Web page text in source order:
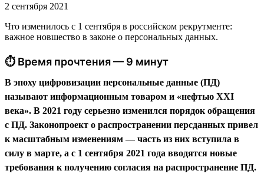
2 сентября 2021
Что изменилось с 1 сентября в российском рекрутменте:
важное новшество в законе о персональных данных.
⏱ Время прочтения — 9 минут
В эпоху цифровизации персональные данные (ПД)
называют информационным товаром и «нефтью XXI
века». В 2021 году серьезно изменился порядок обращения
с ПД. Законопроект о распространении персданных привел
к масштабным изменениям — часть из них вступила в
силу в марте, а с 1 сентября 2021 года вводятся новые
требования к получению согласия на распространение ПД.